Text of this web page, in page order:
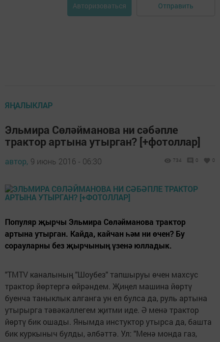
Авторизоваться Отправить
ЯҢАЛЫКЛАР
Эльмира Сөләйманова ни сәбәпле
трактор артына утырган? [+фотоллар]
автор, 9 июнь 2016 - 06:30 734 0 0
Популяр җырчы Эльмира Сөләйманова трактор
артына утырган. Кайда, кайчан һәм ни өчен? Бу
сорауларны без җырчының үзенә юлладык.
"ТMTV каналының "Шоубез" тапшыруы өчен махсус
трактор йөртергә өйрәндем. Җиңел машина йөртү
буенча таныклык алганга ун ел булса да, руль артына
утырырга тәвәкәллегем җитми иде. Ә менә трактор
йөртү бик ошады. Янымда инстуктор утырса да, башта
бик куркыныч булды, әлбәттә. Ул: "Менә монда газ,